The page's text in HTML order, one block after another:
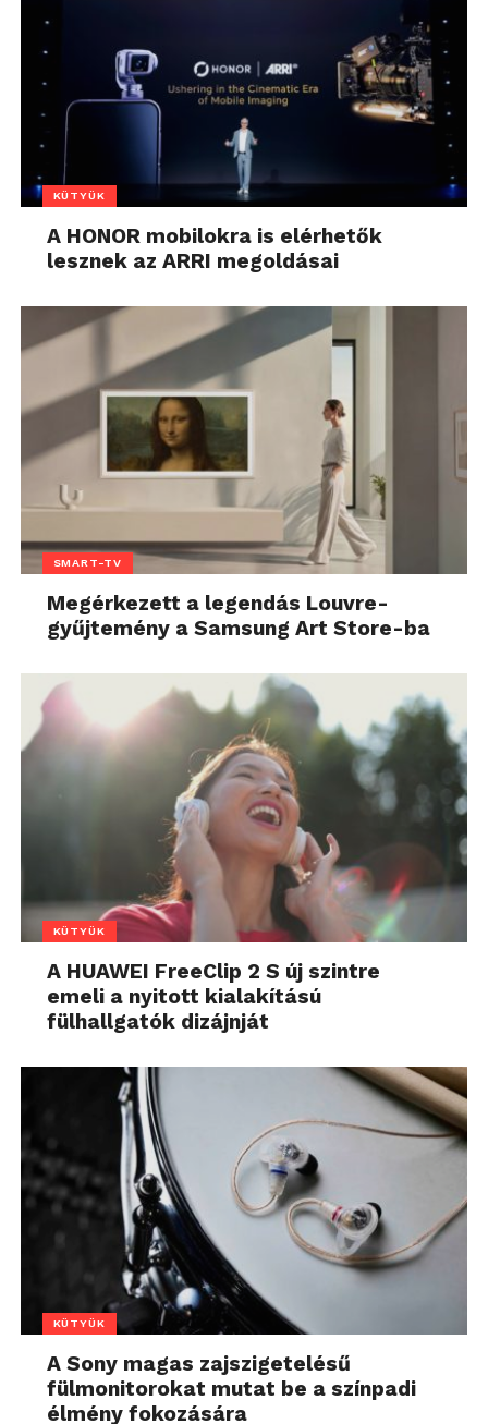
KÜTYÜK
A HONOR mobilokra is elérhetők
lesznek az ARRI megoldásai
SMART-TV
Megérkezett a legendás Louvre-
gyűjtemény a Samsung Art Store-ba
KÜTYÜK
A HUAWEI FreeClip 2 S új szintre
emeli a nyitott kialakítású
fülhallgatók dizájnját
KÜTYÜK
A Sony magas zajszigetelésű
fülmonitorokat mutat be a színpadi
élmény fokozására